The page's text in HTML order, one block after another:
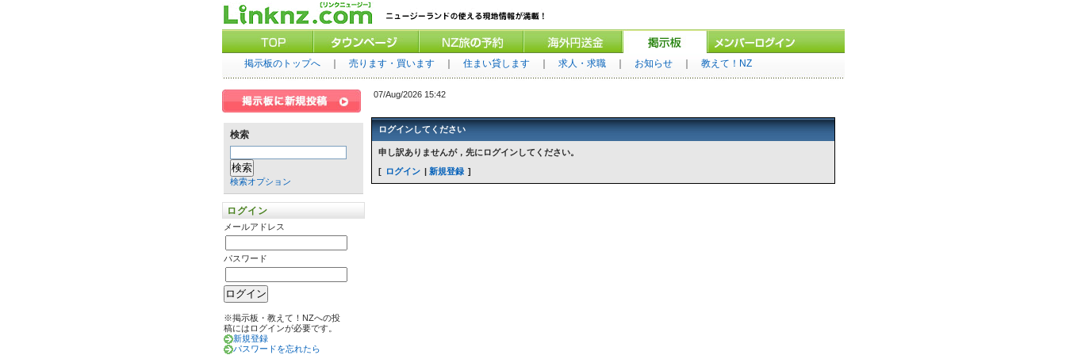
掲示板のトップへ｜ 売ります・買います｜ 住まい貸します｜ 求人・求職｜ お知らせ｜ 教えて！NZ
検索
検索オプション
ログイン
メールアドレス
パスワード
※掲示板・教えて！NZへの投
稿にはログインが必要です。
新規登録
パスワードを忘れたら
07/Aug/2026 15:42
ログインしてください
申し訳ありませんが，先にログインしてください。
ログイン
新規登録